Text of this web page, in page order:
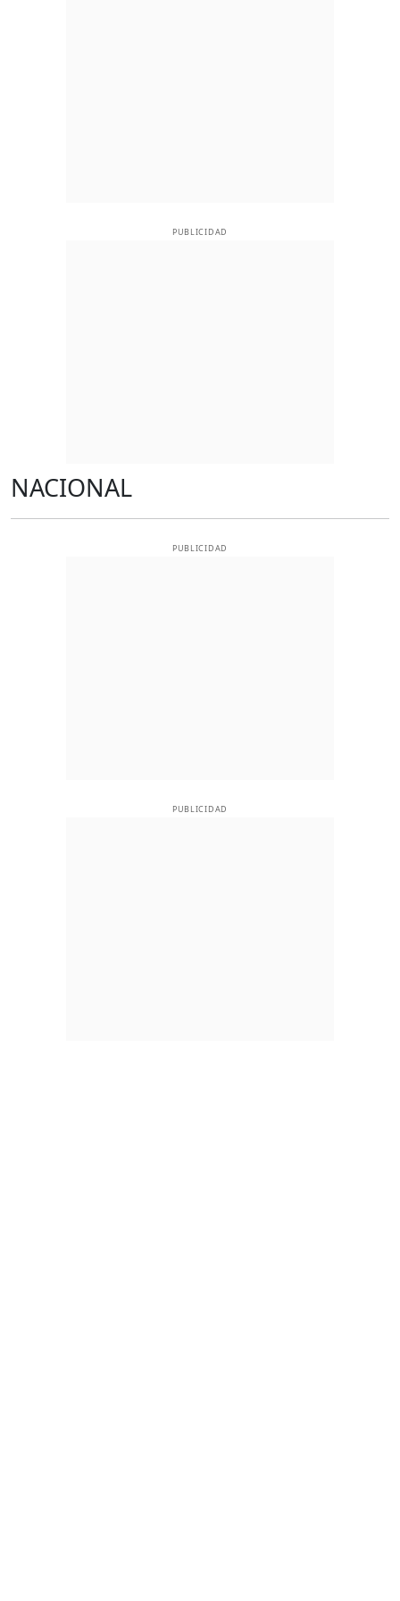
PUBLICIDAD
NACIONAL
PUBLICIDAD
PUBLICIDAD